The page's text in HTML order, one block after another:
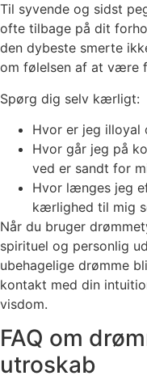
Til syvende og sidst
ofte tilbage på dit
den dybeste smerte
om følelsen af at være
Spørg dig selv kærligt:
Hvor er jeg illoyal
Hvor går jeg på
ved er sandt for
Hvor længes jeg
kærlighed til mig
Når du bruger
spirituel og personlig
ubehagelige drømme
kontakt med din
visdom.
FAQ om
utroskab